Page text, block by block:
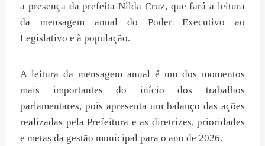
a presença da prefeita Nilda Cruz, que fará a leitura
da mensagem anual do Poder Executivo ao
Legislativo e à população.
A leitura da mensagem anual é um dos momentos
mais importantes do início dos trabalhos
parlamentares, pois apresenta um balanço das ações
realizadas pela Prefeitura e as diretrizes, prioridades
e metas da gestão municipal para o ano de 2026.